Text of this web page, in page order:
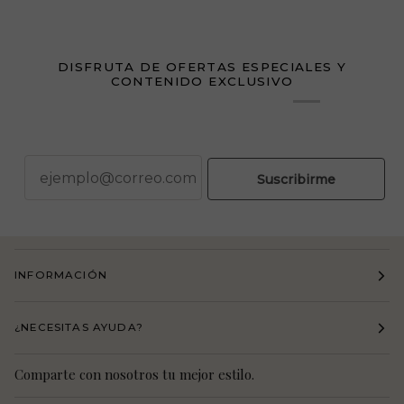
DISFRUTA DE OFERTAS ESPECIALES Y
CONTENIDO EXCLUSIVO
Suscribirme
INFORMACIÓN
¿NECESITAS AYUDA?
Comparte con nosotros tu mejor estilo.